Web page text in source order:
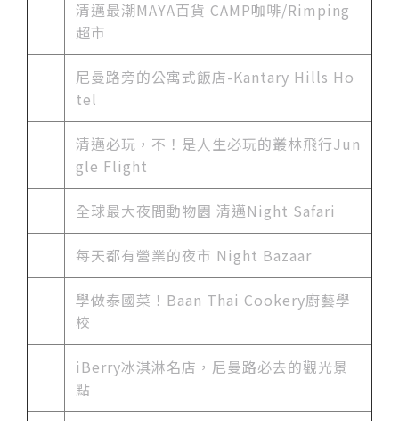
清邁最潮MAYA百貨 CAMP咖啡/Rimping
超市
尼曼路旁的公寓式飯店-Kantary Hills Ho
tel
清邁必玩，不！是人生必玩的叢林飛行Jun
gle Flight
全球最大夜間動物園 清邁Night Safari
每天都有營業的夜市 Night Bazaar
學做泰國菜！Baan Thai Cookery廚藝學
校
iBerry冰淇淋名店，尼曼路必去的觀光景
點